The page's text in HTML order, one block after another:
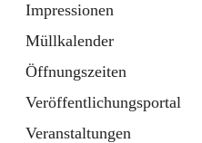
Impressionen
Müllkalender
Öffnungszeiten
Veröffentlichungsportal
Veranstaltungen
Bürgerservice
10 Schnellzugriffe